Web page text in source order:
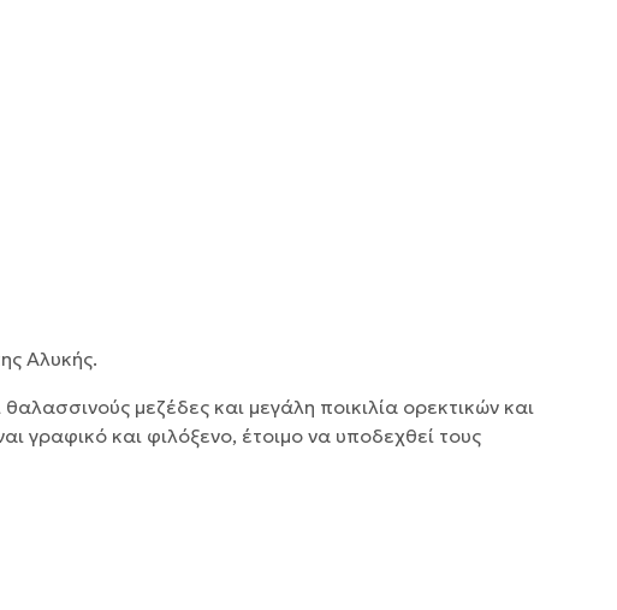
Αλυκής.
μεζέδες και μεγάλη ποικιλία ορεκτικών και
γραφικό και φιλόξενο, έτοιμο να υποδεχθεί τους